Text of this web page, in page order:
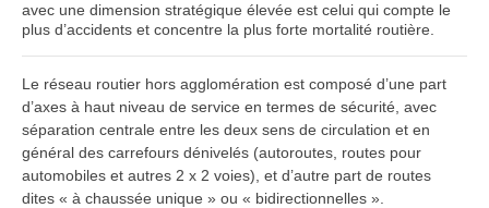
avec une dimension stratégique élevée est celui qui compte le
plus d’accidents et concentre la plus forte mortalité routière.
Le réseau routier hors agglomération est composé d’une part
d’axes à haut niveau de service en termes de sécurité, avec
séparation centrale entre les deux sens de circulation et en
général des carrefours dénivelés (autoroutes, routes pour
automobiles et autres 2 x 2 voies), et d’autre part de routes
dites « à chaussée unique » ou « bidirectionnelles ».